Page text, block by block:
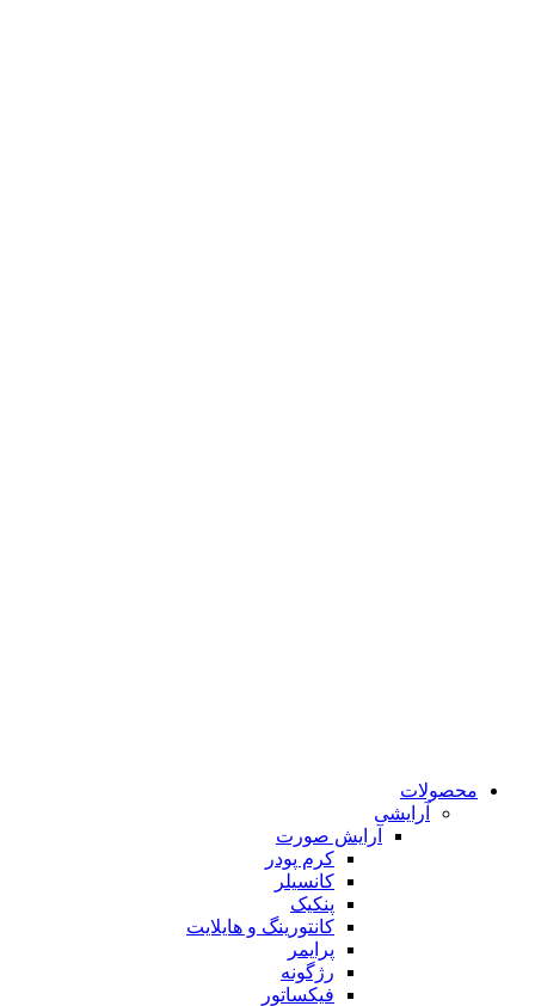
محصولات
آرایشی
آرایش صورت
کرم پودر
کانسیلر
پنکیک
کانتورینگ و هایلایت
پرایمر
رژگونه
فیکساتور